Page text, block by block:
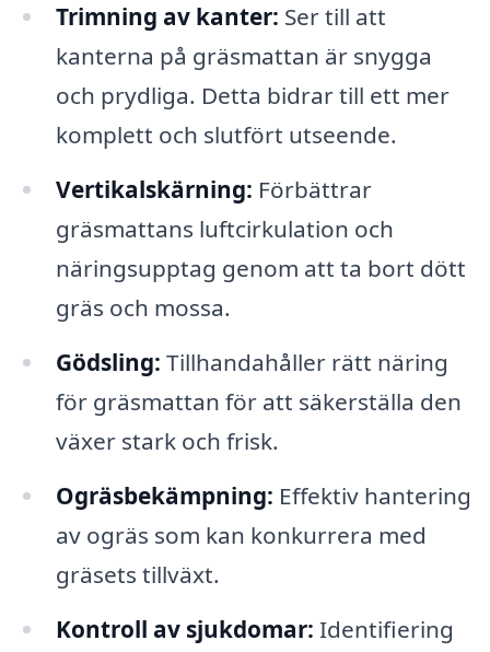
Trimning av kanter: Ser till att
kanterna på gräsmattan är snygga
och prydliga. Detta bidrar till ett mer
komplett och slutfört utseende.
Vertikalskärning: Förbättrar
gräsmattans luftcirkulation och
näringsupptag genom att ta bort dött
gräs och mossa.
Gödsling: Tillhandahåller rätt näring
för gräsmattan för att säkerställa den
växer stark och frisk.
Ogräsbekämpning: Effektiv hantering
av ogräs som kan konkurrera med
gräsets tillväxt.
Kontroll av sjukdomar: Identifiering